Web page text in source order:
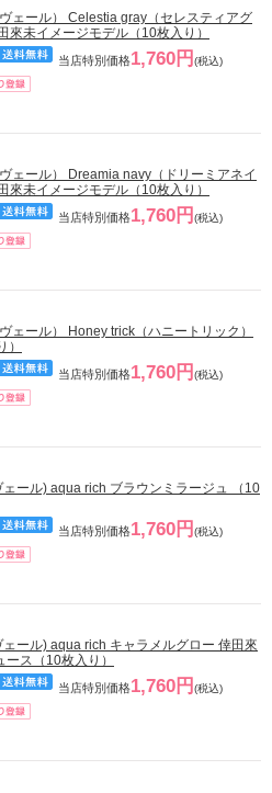
ェール） Celestia gray（セレスティアグ
來未イメージモデル（10枚入り）
当店特別価格1,760円 (税込)
ェール） Dreamia navy（ドリーミアネイ
來未イメージモデル（10枚入り）
当店特別価格1,760円 (税込)
ェール） Honey trick（ハニートリック）
）
当店特別価格1,760円 (税込)
ェール) aqua rich ブラウンミラージュ （10
当店特別価格1,760円 (税込)
ェール) aqua rich キャラメルグロー 倖田來
ース（10枚入り）
当店特別価格1,760円 (税込)